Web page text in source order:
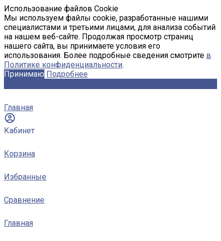
Использование файлов Cookie
Мы используем файлы cookie, разработанные нашими
специалистами и третьими лицами, для анализа событий
на нашем веб-сайте. Продолжая просмотр страниц
нашего сайта, вы принимаете условия его
использования. Более подробные сведения смотрите в
Политике конфиденциальности.
Принимаю Подробнее
Главная
Кабинет
Корзина
Избранные
Сравнение
Главная